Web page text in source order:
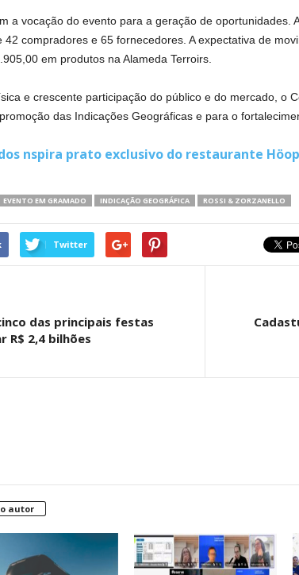
a vocação do evento para a geração de oportunidades.
compradores e 65 fornecedores. A expectativa de
em produtos na Alameda Terroirs.
e crescente participação do público e do mercado, o
das Indicações Geográficas e para o
nspira prato exclusivo do restaurante
EVENTO EM GRAMADO INDICAÇÃO GEOGRÁFICA ROSSI & ZORZANELLO
Twitter
das principais festas
R$ 2,4 bilhões
autor